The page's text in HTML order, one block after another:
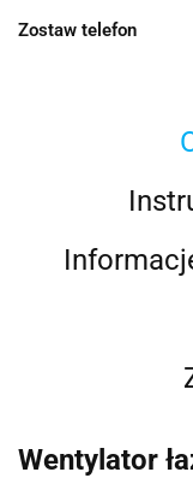
Zostaw telefon
Wentylator